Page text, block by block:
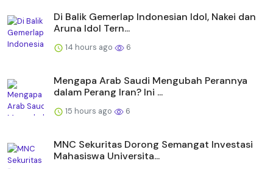
Di Balik Gemerlap Indonesian Idol, Nakei dan
Aruna Idol Tern...
14 hours ago 6
Mengapa Arab Saudi Mengubah Perannya
dalam Perang Iran? Ini ...
15 hours ago 6
MNC Sekuritas Dorong Semangat Investasi
Mahasiswa Universita...